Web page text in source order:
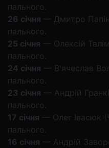
пального.
26 січня — Дмитро Папін
пального.
25 січня — Олексій
пального.
24 січня — В'ячеслав
пального.
23 січня — Андрій
пального.
17 січня — Олег Івасюк
пального.
16 січня — Андрій